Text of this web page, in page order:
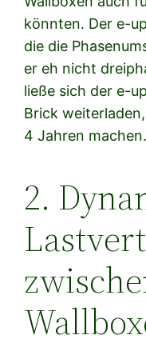
könnten. Der e-
die die
er eh nicht
ließe sich der e-
Brick
4 Jahren machen.
2.